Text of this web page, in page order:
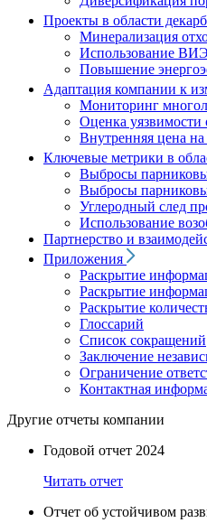
Проекты в области
Минерализация
Использование ВИЭ
Повышение
Адаптация компании к
Мониторинг
Оценка уязвимости
Внутренняя цена на
Ключевые метрики в
Выбросы
Выбросы
Углеродный след
Использование
Партнерство и
Приложения
Раскрытие
Раскрытие
Раскрытие
Глоссарий
Список сокращений
Заключение
Ограничение
Контактная
Другие отчеты компании
Годовой отчет 2024
Читать отчет
Отчет об устойчивом